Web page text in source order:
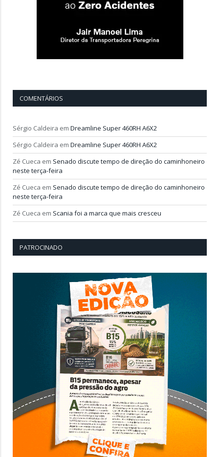
COMENTÁRIOS
Sérgio Caldeira em Dreamline Super 460RH A6X2
Sérgio Caldeira em Dreamline Super 460RH A6X2
Zé Cueca em Senado discute tempo de direção do caminhoneiro
neste terça-feira
Zé Cueca em Senado discute tempo de direção do caminhoneiro
neste terça-feira
Zé Cueca em Scania foi a marca que mais cresceu
PATROCINADO